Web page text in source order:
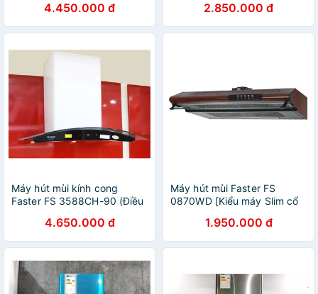
Hút êm, Bảo Hành Chính
Hãng 2 Năm)
4.450.000 đ
khỏe, Hút êm, Bảo Hành
Chính Hãng 2 Năm)
2.850.000 đ
Máy hút mùi kính cong
Faster FS 3588CH-90 (Điều
Hút êm, Bảo Hành Chính
Hãng 2 Năm)
4.650.000 đ
Máy hút mùi Faster FS
0870WD [Kiểu máy Slim cổ
tĩnh điện giả vân gỗ, Bảo
Hành 24 tháng]
1.950.000 đ